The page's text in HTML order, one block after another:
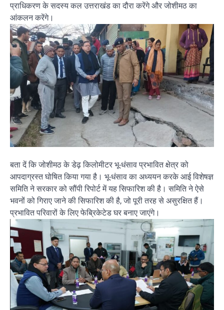
प्राधिकरण के सदस्य कल उत्तराखंड का दौरा करेंगे और जोशीमठ का
आंकलन करेंगे।
बता दें कि जोशीमठ के डेढ़ किलोमीटर भू-धंसाव प्रभावित क्षेत्र को
आपदाग्रस्त घोषित किया गया है। भू-धंसाव का अध्ययन करके आई विशेषज्ञ
समिति ने सरकार को सौंपी रिपोर्ट में यह सिफारिश की है। समिति ने ऐसे
भवनों को गिराए जाने की सिफारिश की है, जो पूरी तरह से असुरक्षित हैं।
प्रभावित परिवारों के लिए फेब्रिकेटेड घर बनाए जाएंगे।